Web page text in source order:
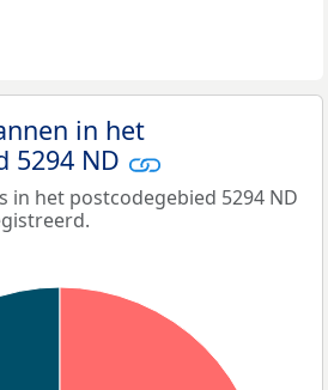
in het
5294 ND
in het postcodegebied 5294 ND